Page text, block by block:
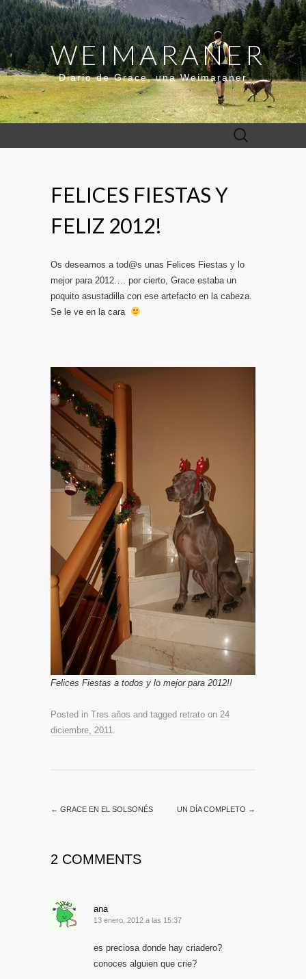
WEIMARANER
Diario de Grace, una Weimaraner
Buscar:
FELICES FIESTAS Y
FELIZ 2012!
Os deseamos a tod@s unas Felices Fiestas y lo
mejor para 2012…. por cierto, Grace estaba un
poquito asustadilla con ese artefacto en la cabeza.
Se le ve en la cara
Felices Fiestas a todos y lo mejor para 2012!!
Posted in Tres años and tagged retrato on 24
diciembre, 2011.
← GRACE EN EL SOLSONÉS UN DÍA COMPLETO →
2 COMMENTS
ana
13 enero, 2012 a las 15:37
es preciosa donde hay criadero?
conoces alguien que crie?